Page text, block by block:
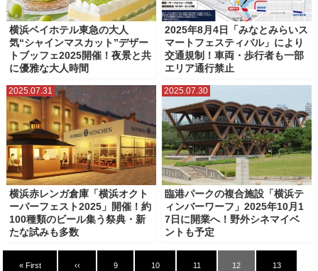
横浜ベイホテル東急の大人
気“シャインマスカット”デザー
トブッフェ2025開催！夜景と共
に優雅な大人時間
2025年8月4日「みなとみらいス
マートフェスティバル」により
交通規制！車両・歩行者も一部
エリア通行禁止
2025.07.31
横浜赤レンガ倉庫「横浜オクト
ーバーフェスト2025」開催！約
100種類のビール集う祭典・新
たな試みも多数
2025.07.30
臨港パークの複合施設「横浜テ
ィンバーワーフ」2025年10月1
7日に開業へ！野外シネマイベ
ントも予定
« First ‹‹ 9 10 11 12 13